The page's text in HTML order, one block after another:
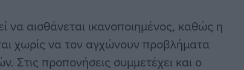
αισθάνεται ικανοποιημένος, καθώς η
χωρίς να τον αγχώνουν προβλήματα
Στις προπονήσεις συμμετέχει και ο